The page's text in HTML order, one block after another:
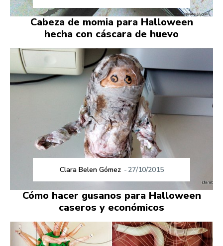
Cabeza de momia para Halloween
hecha con cáscara de huevo
Clara Belen Gómez - 27/10/2015
Cómo hacer gusanos para Halloween
caseros y económicos